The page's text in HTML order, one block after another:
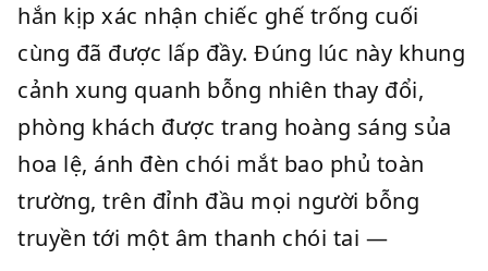
hắn kịp xác nhận chiếc ghế trống cuối
cùng đã được lấp đầy. Đúng lúc này khung
cảnh xung quanh bỗng nhiên thay đổi,
phòng khách được trang hoàng sáng sủa
hoa lệ, ánh đèn chói mắt bao phủ toàn
trường, trên đỉnh đầu mọi người bỗng
truyền tới một âm thanh chói tai —